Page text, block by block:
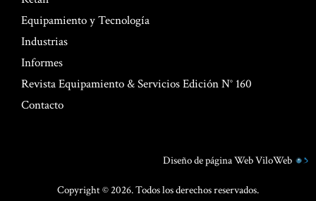
Equipamiento y Tecnología
Industrias
Informes
Revista Equipamiento & Servicios Edición N° 160
Contacto
Diseño de página WebViloWeb
Copyright © 2026. Todos los derechos reservados.